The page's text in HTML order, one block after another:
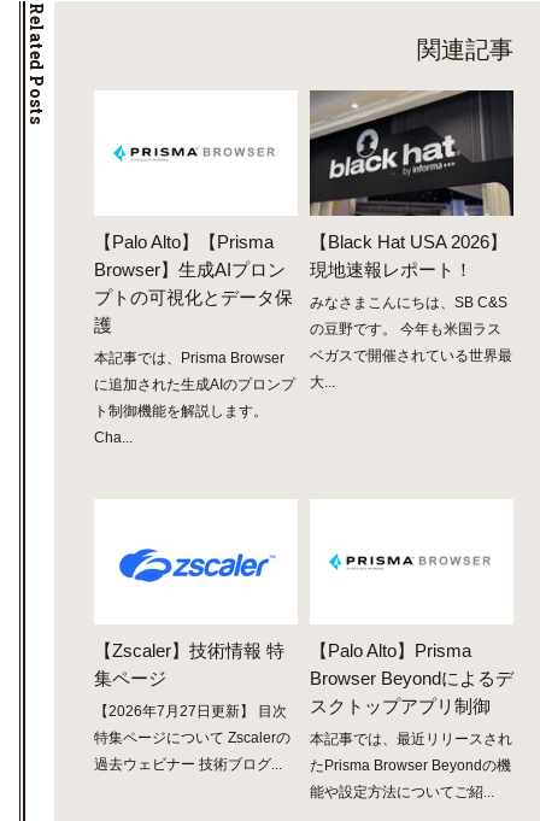
Related Posts 関連記事
【Palo Alto】【Prisma
Browser】生成AIプロン
プトの可視化とデータ保
護
本記事では、Prisma Browser
に追加された生成AIのプロンプ
ト制御機能を解説します。
Cha...
【Black Hat USA 2026】
現地速報レポート！
みなさまこんにちは、SB C&S
の豆野です。 今年も米国ラス
ベガスで開催されている世界最
大...
【Zscaler】技術情報 特
集ページ
【2026年7月27日更新】 目次
特集ページについて Zscalerの
過去ウェビナー 技術ブログ...
【Palo Alto】Prisma
Browser Beyondによるデ
スクトップアプリ制御
本記事では、最近リリースされ
たPrisma Browser Beyondの機
能や設定方法についてご紹...